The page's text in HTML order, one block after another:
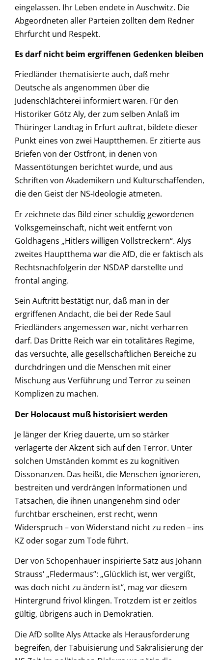
eingelassen. Ihr Leben endete in Auschwitz. Die
Abgeordneten aller Parteien zollten dem Redner
Ehrfurcht und Respekt.
Es darf nicht beim ergriffenen Gedenken bleiben
Friedländer thematisierte auch, daß mehr
Deutsche als angenommen über die
Judenschlächterei informiert waren. Für den
Historiker Götz Aly, der zum selben Anlaß im
Thüringer Landtag in Erfurt auftrat, bildete dieser
Punkt eines von zwei Hauptthemen. Er zitierte aus
Briefen von der Ostfront, in denen von
Massentötungen berichtet wurde, und aus
Schriften von Akademikern und Kulturschaffenden,
die den Geist der NS-Ideologie atmeten.
Er zeichnete das Bild einer schuldig gewordenen
Volksgemeinschaft, nicht weit entfernt von
Goldhagens „Hitlers willigen Vollstreckern“. Alys
zweites Hauptthema war die AfD, die er faktisch als
Rechtsnachfolgerin der NSDAP darstellte und
frontal anging.
Sein Auftritt bestätigt nur, daß man in der
ergriffenen Andacht, die bei der Rede Saul
Friedländers angemessen war, nicht verharren
darf. Das Dritte Reich war ein totalitäres Regime,
das versuchte, alle gesellschaftlichen Bereiche zu
durchdringen und die Menschen mit einer
Mischung aus Verführung und Terror zu seinen
Komplizen zu machen.
Der Holocaust muß historisiert werden
Je länger der Krieg dauerte, um so stärker
verlagerte der Akzent sich auf den Terror. Unter
solchen Umständen kommt es zu kognitiven
Dissonanzen. Das heißt, die Menschen ignorieren,
bestreiten und verdrängen Informationen und
Tatsachen, die ihnen unangenehm sind oder
furchtbar erscheinen, erst recht, wenn
Widerspruch – von Widerstand nicht zu reden – ins
KZ oder sogar zum Tode führt.
Der von Schopenhauer inspirierte Satz aus Johann
Strauss‘ „Fledermaus“: „Glücklich ist, wer vergißt,
was doch nicht zu ändern ist“, mag vor diesem
Hintergrund frivol klingen. Trotzdem ist er zeitlos
gültig, übrigens auch in Demokratien.
Die AfD sollte Alys Attacke als Herausforderung
begreifen, der Tabuisierung und Sakralisierung der